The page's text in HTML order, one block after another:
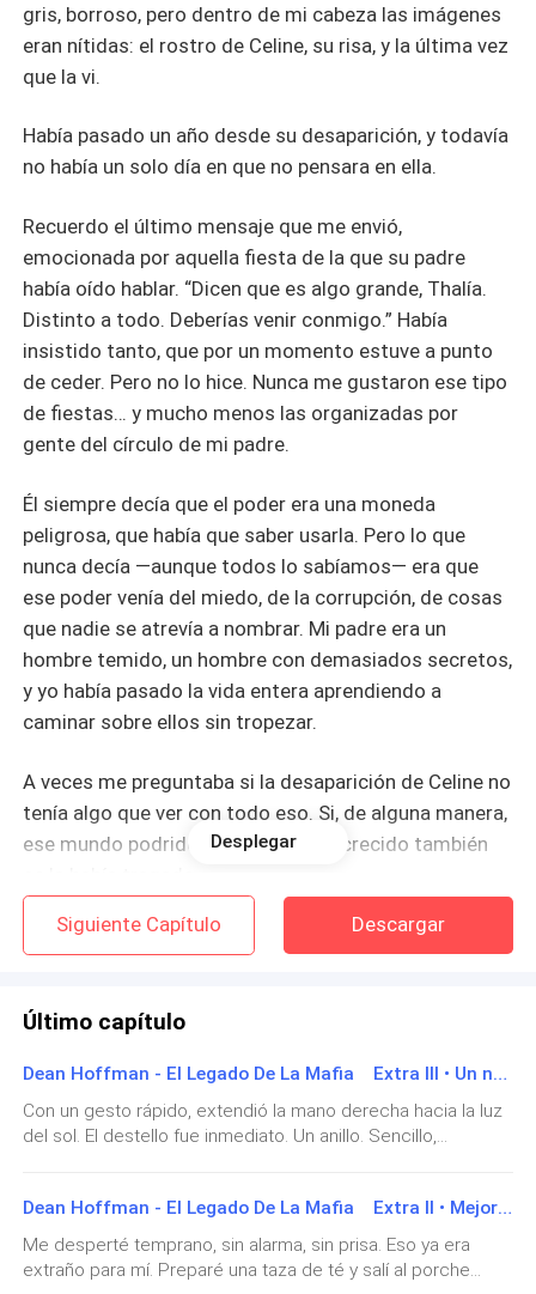
gris, borroso, pero dentro de mi cabeza las imágenes
eran nítidas: el rostro de Celine, su risa, y la última vez
que la vi.
Había pasado un año desde su desaparición, y todavía
no había un solo día en que no pensara en ella.
Recuerdo el último mensaje que me envió,
emocionada por aquella fiesta de la que su padre
había oído hablar. “Dicen que es algo grande, Thalía.
Distinto a todo. Deberías venir conmigo.” Había
insistido tanto, que por un momento estuve a punto
de ceder. Pero no lo hice. Nunca me gustaron ese tipo
de fiestas… y mucho menos las organizadas por
gente del círculo de mi padre.
Él siempre decía que el poder era una moneda
peligrosa, que había que saber usarla. Pero lo que
nunca decía —aunque todos lo sabíamos— era que
ese poder venía del miedo, de la corrupción, de cosas
que nadie se atrevía a nombrar. Mi padre era un
hombre temido, un hombre con demasiados secretos,
y yo había pasado la vida entera aprendiendo a
caminar sobre ellos sin tropezar.
A veces me preguntaba si la desaparición de Celine no
tenía algo que ver con todo eso. Si, de alguna manera,
ese mundo podrido en el que había crecido también
Después de que desapareció, fui a su casa, buscando
que hoy. Trabajaba para el mío, así que sabía
cortante: “Será mejor que no te metas en lo que no te
incumbe, Thalía.” Y cerró la puerta sin más. Desde ese
querer recordarla.
Nadie, excepto yo.
Desplegar
Siguiente Capítulo Descargar
Último capítulo
Dean Hoffman - El Legado De La Mafia Extra III • Un nuevo capítulo.
Con un gesto rápido, extendió la mano derecha hacia la luz
del sol. El destello fue inmediato. Un anillo. Sencillo,
Daryl me pidió matrimonio —anunció, y su risa explotó sin
contención, libre, auténtica—. Y le dije que sí.El jardín
estalló.La silla volcó detrás de mí cuando me puse de pie
de un salto. No recuerdo haber rodeado la mesa; solo sé
Dean Hoffman - El Legado De La Mafia Extra II • Mejor que cualquier sueño.
Me desperté temprano, sin alarma, sin prisa. Eso ya era
extraño para mí. Preparé una taza de té y salí al porche